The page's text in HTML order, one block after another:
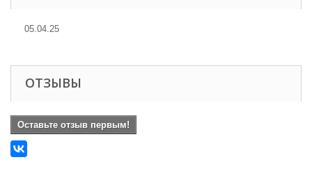
05.04.25
ОТЗЫВЫ
Оставьте отзыв первым!